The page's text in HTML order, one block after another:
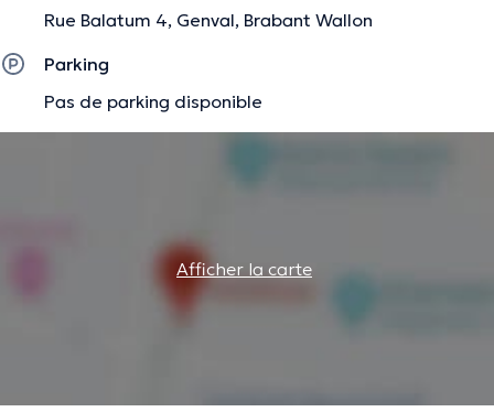
Rue Balatum 4, Genval, Brabant Wallon
Parking
Pas de parking disponible
Afficher la carte